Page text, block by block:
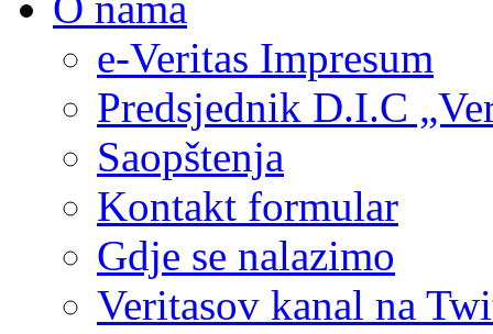
e-Veritas Impresum
Predsjednik D.I.C
Saopštenja
Kontakt formular
Gdje se nalazimo
Veritasov kanal na